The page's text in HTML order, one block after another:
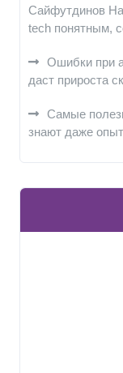
Сайфутдинов
tech понятным,
Ошибки при
даст прироста
Самые
знают даже